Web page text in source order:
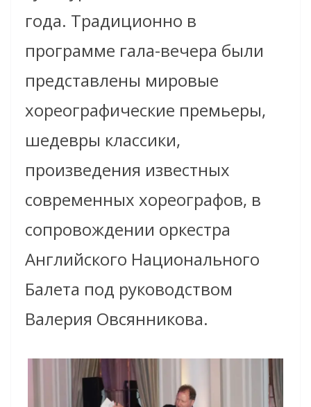
года. Традиционно в
программе гала-вечера были
представлены мировые
хореографические премьеры,
шедевры классики,
произведения известных
современных хореографов, в
сопровождении оркестра
Английского Национального
Балета под руководством
Валерия Овсянникова.